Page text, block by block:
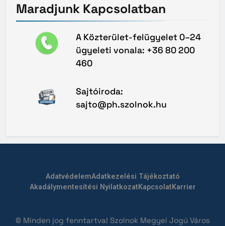
Maradjunk Kapcsolatban
A Közterület-felügyelet 0–24
ügyeleti vonala: +36 80 200
460
Sajtóiroda:
sajto@ph.szolnok.hu
AdatvédelemAdatkezelési Tájékoztató
Akadálymentesítési NyilatkozatKapcsolatKarrier
© Minden jog fenntartva! Szolnok Megyei Jogú Város